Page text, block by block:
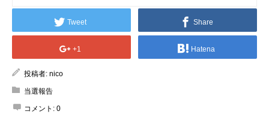
Tweet Share
+1 Hatena
投稿者: nico
当選報告
コメント: 0